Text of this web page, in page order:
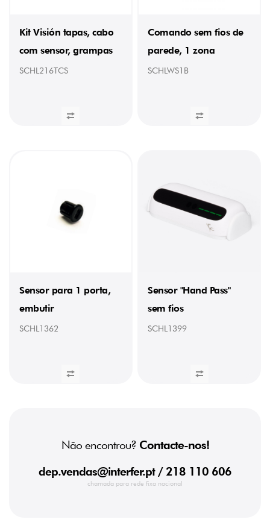
Kit Visión tapas, cabo
com sensor, grampas
SCHL216TCS
Comando sem fios de
parede, 1 zona
SCHLWS1B
Sensor para 1 porta,
embutir
SCHL1362
Sensor "Hand Pass"
sem fios
SCHL1399
Não encontrou? Contacte-nos!
dep.vendas@interfer.pt/ 218 110 606
chamada para rede fixa nacional